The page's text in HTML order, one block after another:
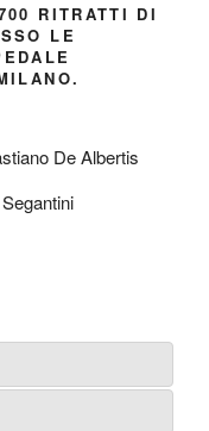
RITRATTI DI
LE
De Albertis